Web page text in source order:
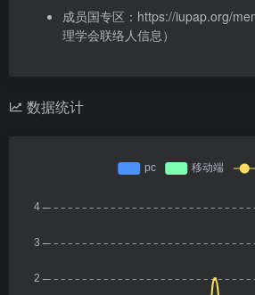
成员国专区： https://iupap.org/
理学会联络人信息）
数据统计